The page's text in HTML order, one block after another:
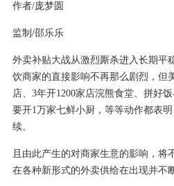
作者/庞梦圆
监制/邵乐乐
外卖补贴大战从激烈厮杀进入长期平
饮商家的直接影响不再那么剧烈，但
店、3年开1200家店浣熊食堂、拼好
要开1万家七鲜小厨，等等动作都表
续。
且由此产生的对商家生意的影响，将
在各种新形式的外卖供给在出现并不